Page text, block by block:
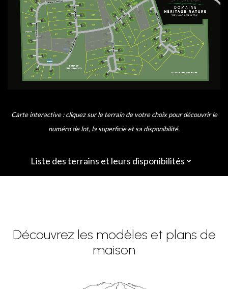
Carte interactive : cliquez sur le terrain de votre choix pour découvrir le
numéro de lot, la superficie et sa disponibilité.
Liste des terrains et leurs disponibilités
Découvrez les modèles et plans de
maison